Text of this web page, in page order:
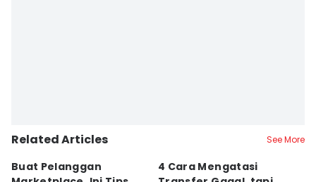
Related Articles See More
Buat Pelanggan
4 Cara Mengatasi